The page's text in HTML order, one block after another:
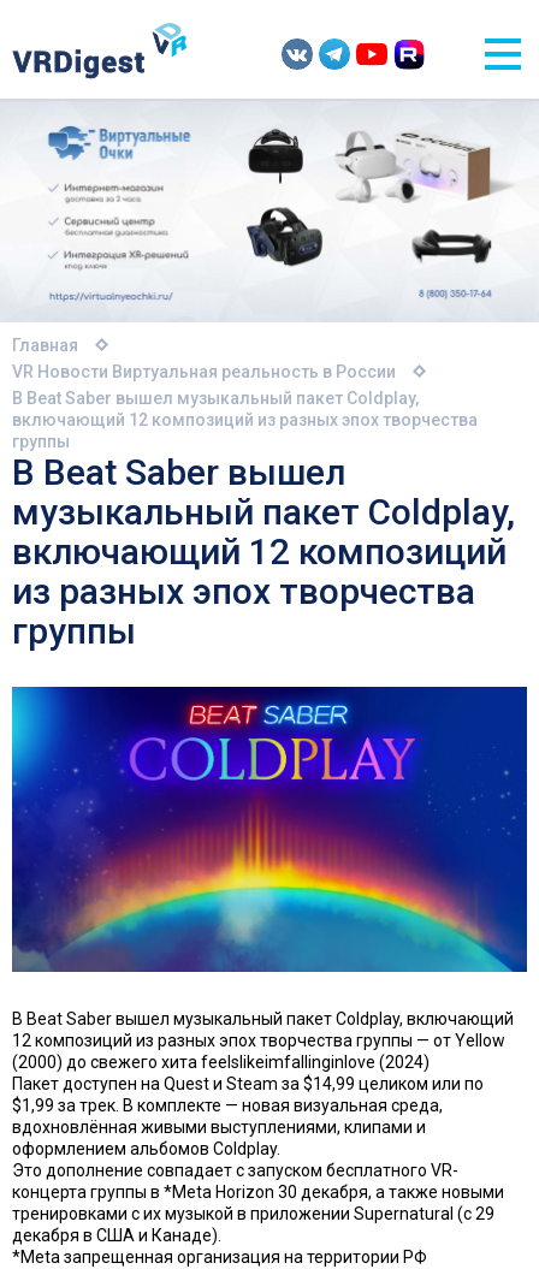
Главная
VR Новости Виртуальная реальность в России
В Beat Saber вышел музыкальный пакет Coldplay,
включающий 12 композиций из разных эпох творчества
группы
В Beat Saber вышел
музыкальный пакет Coldplay,
включающий 12 композиций
из разных эпох творчества
группы
В Beat Saber вышел музыкальный пакет Coldplay, включающий
12 композиций из разных эпох творчества группы — от Yellow
(2000) до свежего хита feelslikeimfallinginlove (2024)
Пакет доступен на Quest и Steam за $14,99 целиком или по
$1,99 за трек. В комплекте — новая визуальная среда,
вдохновлённая живыми выступлениями, клипами и
оформлением альбомов Coldplay.
Это дополнение совпадает с запуском бесплатного VR-
концерта группы в *Meta Horizon 30 декабря, а также новыми
тренировками с их музыкой в приложении Supernatural (с 29
декабря в США и Канаде).
*Meta запрещенная организация на территории РФ